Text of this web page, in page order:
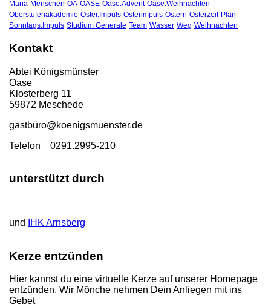
Maria Menschen OA OASE Oase.Advent Oase.Weihnachten
Oberstufenakademie Oster.Impuls Osterimpuls Ostern Osterzeit Plan
Sonntags.Impuls Studium Generale Team Wasser Weg Weihnachten
Kontakt
Abtei Königsmünster
Oase
Klosterberg 11
59872 Meschede
gastbüro@koenigsmuenster.de
Telefon 0291.2995-210
unterstützt durch
und IHK Arnsberg
Kerze entzünden
Hier kannst du eine virtuelle Kerze auf unserer Homepage
entzünden. Wir Mönche nehmen Dein Anliegen mit ins
Gebet